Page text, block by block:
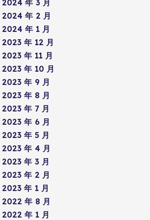
2024 年 3 月
2024 年 2 月
2024 年 1 月
2023 年 12 月
2023 年 11 月
2023 年 10 月
2023 年 9 月
2023 年 8 月
2023 年 7 月
2023 年 6 月
2023 年 5 月
2023 年 4 月
2023 年 3 月
2023 年 2 月
2023 年 1 月
2022 年 8 月
2022 年 1 月